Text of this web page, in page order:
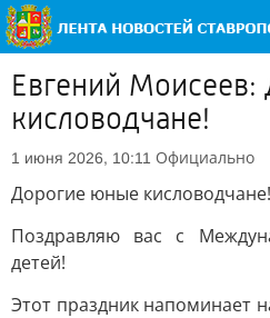
Евгений
кисловодчане!
1 июня 2026, 10:11 Официально
Дорогие юные кисловодчане!
Поздравляю вас с
детей!
Этот праздник напоминает